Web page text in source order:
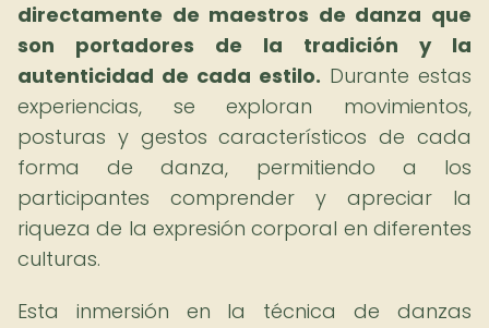
directamente de maestros de danza que
son portadores de la tradición y la
autenticidad de cada estilo. Durante estas
experiencias, se exploran movimientos,
posturas y gestos característicos de cada
forma de danza, permitiendo a los
participantes comprender y apreciar la
riqueza de la expresión corporal en diferentes
culturas.
Esta inmersión en la técnica de danzas